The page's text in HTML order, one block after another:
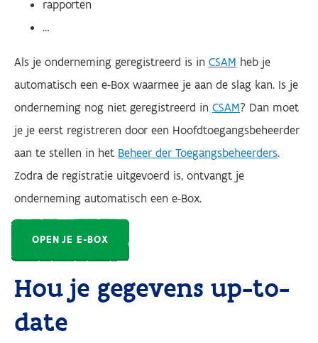
rapporten
…
Als je onderneming geregistreerd is in CSAM heb je
automatisch een e-Box waarmee je aan de slag kan. Is je
onderneming nog niet geregistreerd in CSAM? Dan moet
je je eerst registreren door een Hoofdtoegangsbeheerder
aan te stellen in het Beheer der Toegangsbeheerders.
Zodra de registratie uitgevoerd is, ontvangt je
onderneming automatisch een e-Box.
OPEN JE E-BOX
Hou je gegevens up-to-
date